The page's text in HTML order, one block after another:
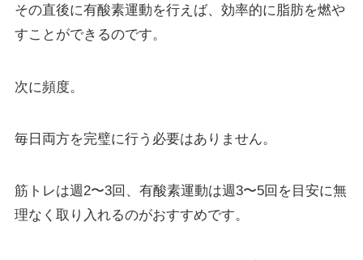
その直後に有酸素運動を行えば、効率的に脂肪を燃や
すことができるのです。
次に頻度。
毎日両方を完璧に行う必要はありません。
筋トレは週2〜3回、有酸素運動は週3〜5回を目安に無
理なく取り入れるのがおすすめです。